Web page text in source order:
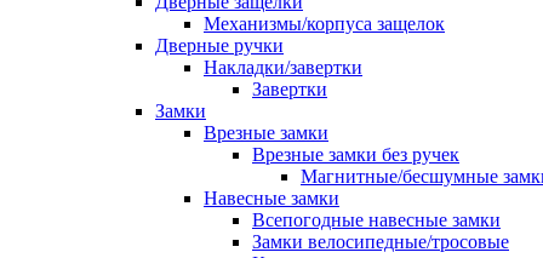
Механизмы/корпуса защелок
Дверные ручки
Накладки/завертки
Завертки
Замки
Врезные замки
Врезные замки без ручек
Магнитные/бесшумные
Навесные замки
Всепогодные навесные замки
Замки велосипедные/тросовые